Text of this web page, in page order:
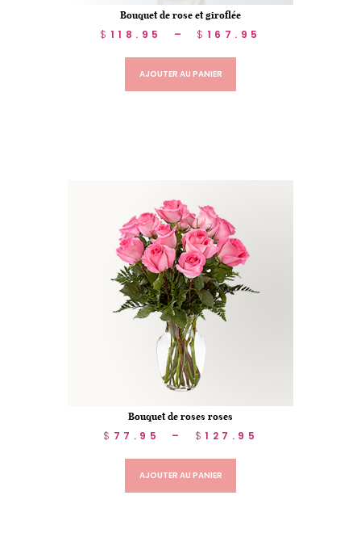
Bouquet de rose et giroflée
$ 118.95 – $ 167.95
AJOUTER AU PANIER
Bouquet de roses roses
$ 77.95 – $ 127.95
AJOUTER AU PANIER